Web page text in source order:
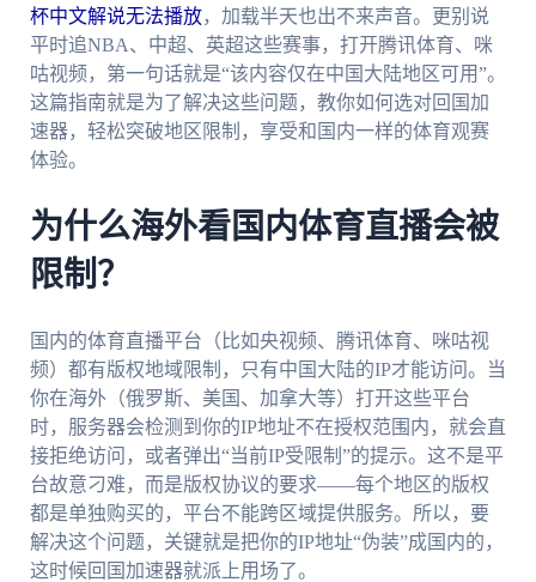
杯中文解说无法播放，加载半天也出不来声音。更别说
平时追NBA、中超、英超这些赛事，打开腾讯体育、咪
咕视频，第一句话就是“该内容仅在中国大陆地区可用”。
这篇指南就是为了解决这些问题，教你如何选对回国加
速器，轻松突破地区限制，享受和国内一样的体育观赛
体验。
为什么海外看国内体育直播会被
限制？
国内的体育直播平台（比如央视频、腾讯体育、咪咕视
频）都有版权地域限制，只有中国大陆的IP才能访问。当
你在海外（俄罗斯、美国、加拿大等）打开这些平台
时，服务器会检测到你的IP地址不在授权范围内，就会直
接拒绝访问，或者弹出“当前IP受限制”的提示。这不是平
台故意刁难，而是版权协议的要求——每个地区的版权
都是单独购买的，平台不能跨区域提供服务。所以，要
解决这个问题，关键就是把你的IP地址“伪装”成国内的，
这时候回国加速器就派上用场了。